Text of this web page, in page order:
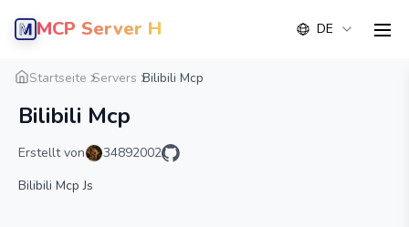
MCP Server Hub DE
Startseite Servers Bilibili Mcp
Bilibili Mcp
Erstellt von
34892002
Bilibili Mcp Js
Übersicht Detail